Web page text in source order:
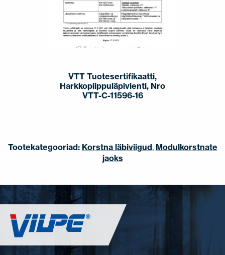
VTT Tuotesertifikaatti,
Harkkopiippuläpivienti, Nro
VTT-C-11596-16
Tootekategooriad: Korstna läbiviigud, Modulkorstnate
jaoks